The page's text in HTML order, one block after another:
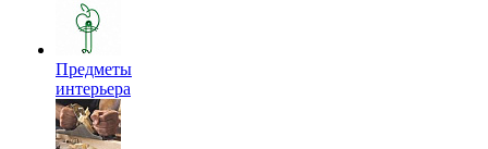
Предметы
интерьера